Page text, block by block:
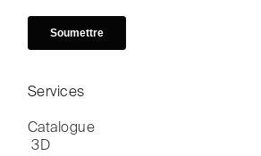
Services
Catalogue
3D